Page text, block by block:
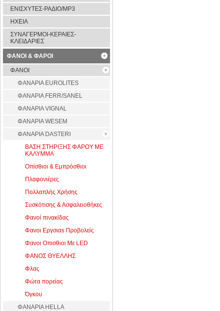
ΕΝΙΣΧΥΤΕΣ-ΡΑΔΙΟ/MP3
ΗΧΕΙΑ
ΣΥΝΑΓΕΡΜΟΙ-ΚΕΡΑΙΕΣ-
ΚΛΕΙΔΑΡΙΕΣ
ΦΑΝΟΙ & ΦΑΡΟΙ
ΦΑΝΟΙ
ΦAΝΑΡΙΑ EUROLITES
ΦΑΝΑΡΙΑ FERR/SANEL
ΦΑΝΑΡΙΑ VIGNAL
ΦΑΝΑΡΙΑ WESEM
ΦΑΝΑΡΙΑ DASTERI
ΒΑΣΗ ΣΤΗΡΙΞΗΣ ΦΑΡΟΥ ΜΕ
ΚΑΛΥΜΜΑ
Οπίσθιοι & Εμπρόσθιοι
Πλαφονιέρες
Πολλαπλής Χρήσης
Συσκότισης & Ασφαλειοθήκες
Φανοί πινακίδας
Φανοι Εργσιαs Προβολείς
Φανοι Οπισθιοι Με LED
ΦΑΝΟΣ ΘΥΕΛΛΗΣ
Φλας
Φώτα πορείας
Όγκου
ΦΑΝΑΡΙΑ HELLA